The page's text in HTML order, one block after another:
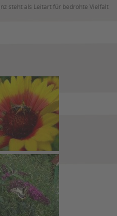
steht als Leitart für bedrohte Vielfalt